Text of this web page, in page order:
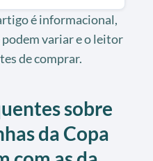
é informacional,
variar e o leitor
de comprar.
sobre
da Copa